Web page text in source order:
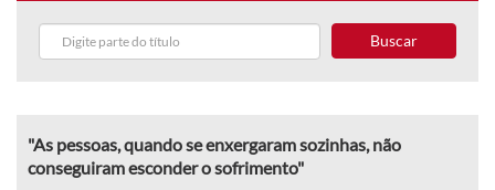
Buscar
"As pessoas, quando se enxergaram sozinhas, não
conseguiram esconder o sofrimento"